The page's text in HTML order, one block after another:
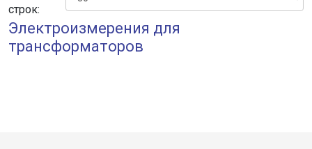
строк:
Электроизмерения для
трансформаторов